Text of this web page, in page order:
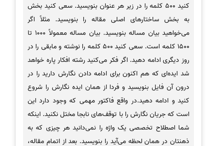
کنید 500 کلمه را در زیر هر عنوان بنویسید. سعی کنید بخش
به بخش ساختارهای اصلی مقاله را بنویسید. مثلاً اگر
می‌خواهید بیان مساله بنویسید. بیان مساله معمولاً 1000 تا
1500 کلمه است. سعی کنید 500 کلمه را نوشته و مابقی را در
روز دیگری ادامه دهید. اگر فکر می‌کنید رشته افکار پاره خواهد
شد ایده‌ای که هم اکنون برای ادامه دادن نگارش دارید را در
درون آن فایل بنویسید و فردا از همان ایده نگارش را شروع
کنید و ادامه دهید.در واقع فاکتور مهمی که وجود دارد این
است که جریان نگارش را با توقف‌های نابجا مختل نکنید. اینکه
شما اصطلاح تخصصی یک واژه را نمی‌دانید هر چیزی که به
ذهنتان در همان لحظه می‌آید را بنویسید. بعد از اتمام مقاله،